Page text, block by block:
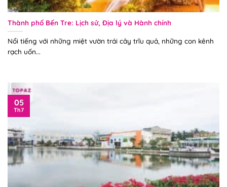
Thành phố Bến Tre: Lịch sử, Địa lý và Hành chính
Nổi tiếng với những miệt vườn trái cây trĩu quả, những con kênh
rạch uốn...
05
Th7